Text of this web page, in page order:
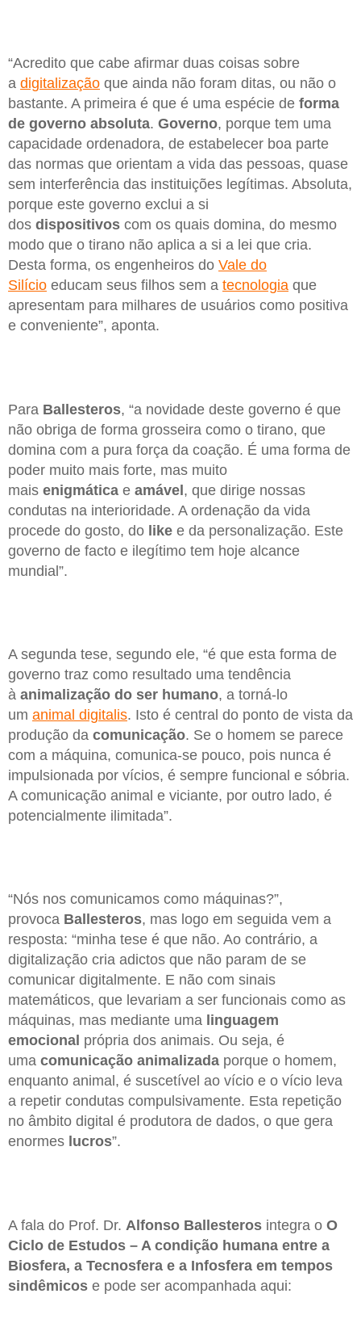
“Acredito que cabe afirmar duas coisas sobre
a digitalização que ainda não foram ditas, ou não o
bastante. A primeira é que é uma espécie de forma
de governo absoluta. Governo, porque tem uma
capacidade ordenadora, de estabelecer boa parte
das normas que orientam a vida das pessoas, quase
sem interferência das instituições legítimas. Absoluta,
porque este governo exclui a si
dos dispositivos com os quais domina, do mesmo
modo que o tirano não aplica a si a lei que cria.
Desta forma, os engenheiros do Vale do
Silício educam seus filhos sem a tecnologia que
apresentam para milhares de usuários como positiva
e conveniente”, aponta.
Para Ballesteros, “a novidade deste governo é que
não obriga de forma grosseira como o tirano, que
domina com a pura força da coação. É uma forma de
poder muito mais forte, mas muito
mais enigmática e amável, que dirige nossas
condutas na interioridade. A ordenação da vida
procede do gosto, do like e da personalização. Este
governo de facto e ilegítimo tem hoje alcance
mundial”.
A segunda tese, segundo ele, “é que esta forma de
governo traz como resultado uma tendência
à animalização do ser humano, a torná-lo
um animal digitalis. Isto é central do ponto de vista da
produção da comunicação. Se o homem se parece
com a máquina, comunica-se pouco, pois nunca é
impulsionada por vícios, é sempre funcional e sóbria.
A comunicação animal e viciante, por outro lado, é
potencialmente ilimitada”.
“Nós nos comunicamos como máquinas?”,
provoca Ballesteros, mas logo em seguida vem a
resposta: “minha tese é que não. Ao contrário, a
digitalização cria adictos que não param de se
comunicar digitalmente. E não com sinais
matemáticos, que levariam a ser funcionais como as
máquinas, mas mediante uma linguagem
emocional própria dos animais. Ou seja, é
uma comunicação animalizada porque o homem,
enquanto animal, é suscetível ao vício e o vício leva
a repetir condutas compulsivamente. Esta repetição
no âmbito digital é produtora de dados, o que gera
enormes lucros”.
A fala do Prof. Dr. Alfonso Ballesteros integra o O
Ciclo de Estudos – A condição humana entre a
Biosfera, a Tecnosfera e a Infosfera em tempos
sindêmicos e pode ser acompanhada aqui: